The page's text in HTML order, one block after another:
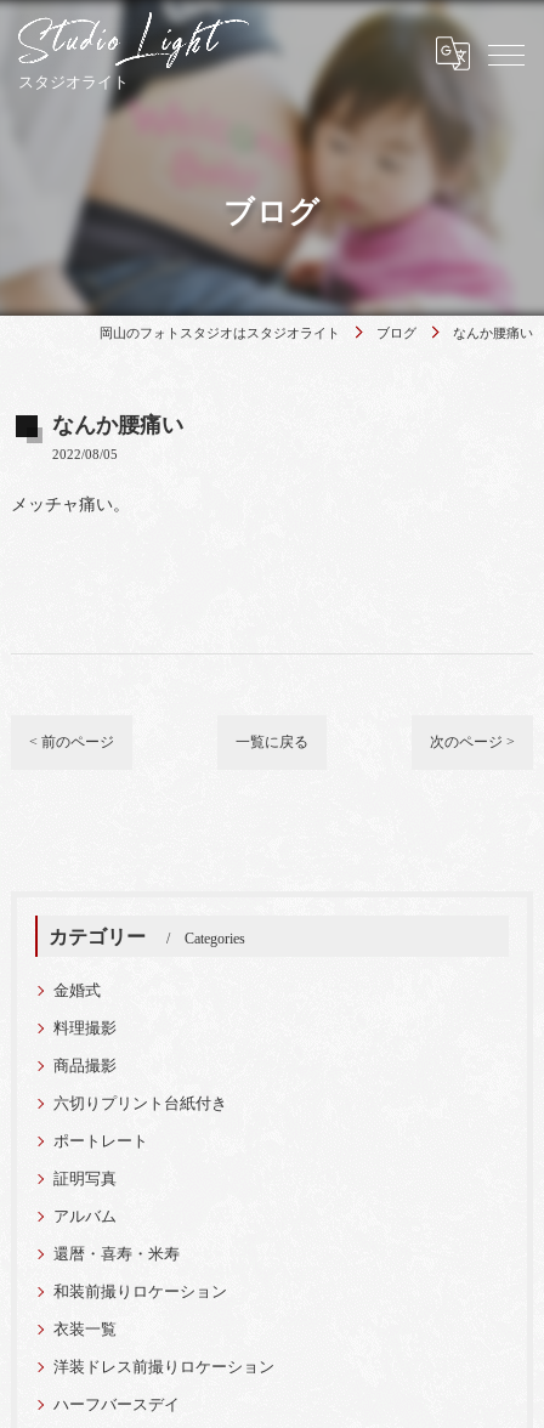
ブログ
岡山のフォトスタジオはスタジオライト ブログ なんか腰痛い
なんか腰痛い
2022/08/05
メッチャ痛い。
< 前のページ 一覧に戻る 次のページ >
カテゴリー Categories
金婚式
料理撮影
商品撮影
六切りプリント台紙付き
ポートレート
証明写真
アルバム
還暦・喜寿・米寿
和装前撮りロケーション
衣装一覧
洋装ドレス前撮りロケーション
ハーフバースデイ